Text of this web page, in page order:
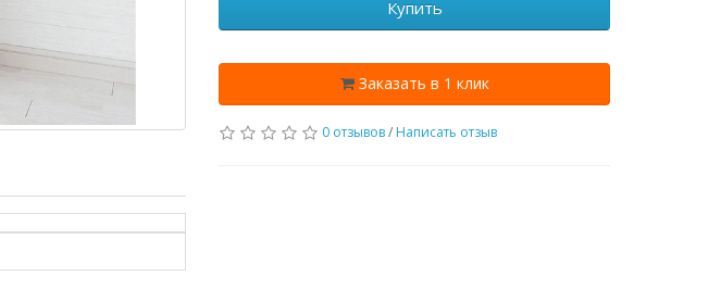
Купить
Заказать в 1 клик
0 отзывов/ Написать отзыв